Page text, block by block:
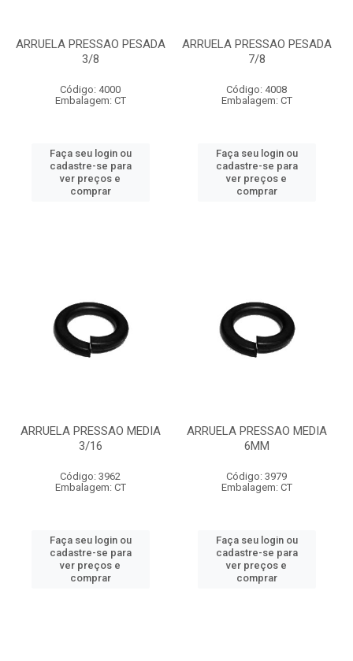
ARRUELA PRESSAO PESADA
3/8
Código: 4000
Embalagem: CT
Faça seu login ou
cadastre-se para
ver preços e
comprar
ARRUELA PRESSAO PESADA
7/8
Código: 4008
Embalagem: CT
Faça seu login ou
cadastre-se para
ver preços e
comprar
ARRUELA PRESSAO MEDIA
3/16
Código: 3962
Embalagem: CT
Faça seu login ou
cadastre-se para
ver preços e
comprar
ARRUELA PRESSAO MEDIA
6MM
Código: 3979
Embalagem: CT
Faça seu login ou
cadastre-se para
ver preços e
comprar